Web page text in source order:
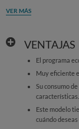
VER MÁS
VENTAJAS
El programa
Muy eficiente
Su consumo
características.
Este modelo
cuándo